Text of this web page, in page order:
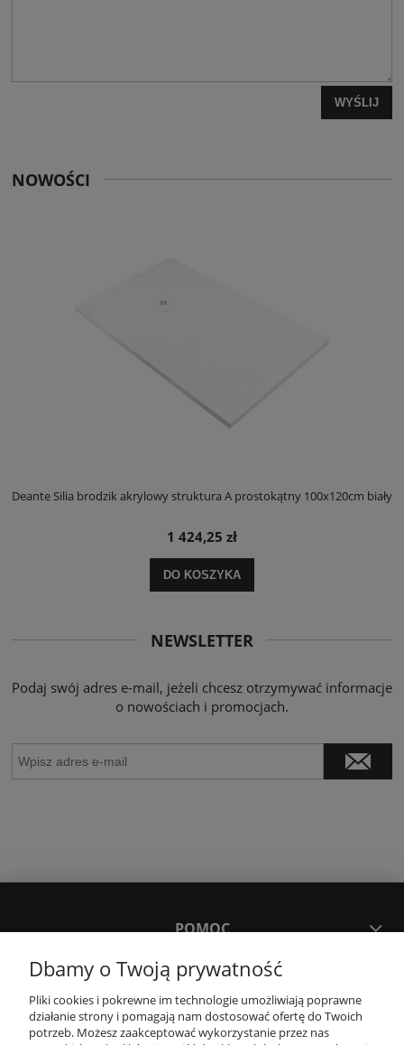
WYŚLIJ
NOWOŚCI
Deante Silia brodzik akrylowy struktura A prostokątny 100x120cm biały
1 424,25 zł
DO KOSZYKA
NEWSLETTER
Podaj swój adres e-mail, jeżeli chcesz otrzymywać informacje
o nowościach i promocjach.
POMOC
MOJE KONTO
PŁATNOŚCI I DOSTAWA
Dbamy o Twoją prywatność
Pliki cookies i pokrewne im technologie umożliwiają poprawne
działanie strony i pomagają nam dostosować ofertę do Twoich
potrzeb. Możesz zaakceptować wykorzystanie przez nas